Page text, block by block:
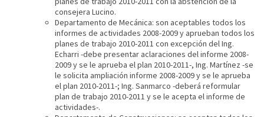
consejera Lucino.
Departamento de Mecánica: son aceptables todos los
informes de actividades 2008-2009 y aprueban todos los
planes de trabajo 2010-2011 con excepción del Ing.
Echarri -debe presentar aclaraciones del informe 2008-
2009 y se le aprueba el plan 2010-2011-, Ing. Martínez -se
le solicita ampliación informe 2008-2009 y se le aprueba
el plan 2010-2011-; Ing. Sanmarco -deberá reformular
plan de trabajo 2010-2011 y se le acepta el informe de
actividades-.